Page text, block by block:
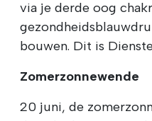
via je derde oog
bouwen. Dit is
Zomerzonnewende
20 juni, de